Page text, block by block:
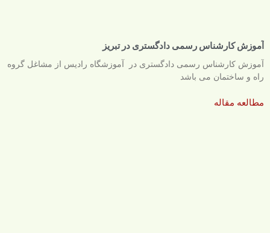
آموزش کارشناس رسمی دادگستری در تبریز
آموزش کارشناس رسمی دادگستری در آموزشگاه رادیس از مشاغل گروه
راه و ساختمان می باشد
مطالعه مقاله